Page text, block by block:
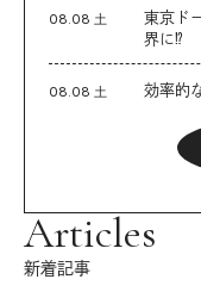
08.08 土
東京ド
界に⁉︎
08.08 土 効率的
Articles
新着記事